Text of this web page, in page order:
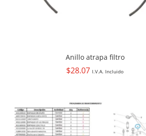
Anillo atrapa filtro
$28.07 I.V.A. Incluido